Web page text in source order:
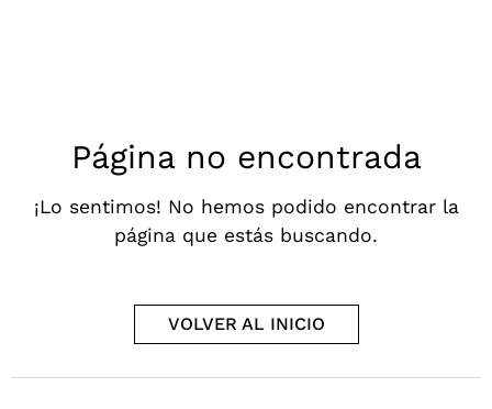
Página no encontrada
¡Lo sentimos! No hemos podido encontrar la
página que estás buscando.
VOLVER AL INICIO